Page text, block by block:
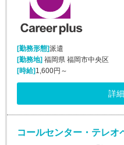
[勤務形態]派遣
[勤務地] 福岡県 福岡市中央区
[時給] 1,600円～
詳